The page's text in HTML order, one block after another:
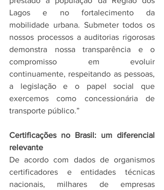
Lagos e no fortalecimento da
mobilidade urbana. Submeter todos os
nossos processos a auditorias rigorosas
demonstra nossa transparência e o
compromisso em evoluir
continuamente, respeitando as pessoas,
a legislação e o papel social que
exercemos como concessionária de
transporte público.”
Certificações no Brasil: um diferencial
relevante
De acordo com dados de organismos
certificadores e entidades técnicas
nacionais, milhares de empresas